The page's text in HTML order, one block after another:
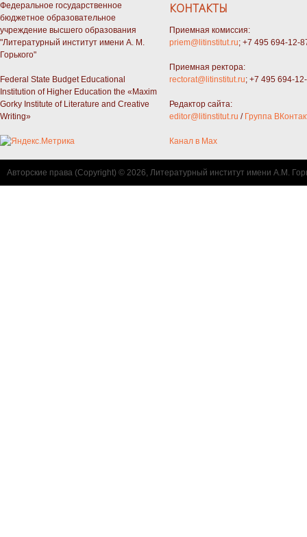
Федеральное государственное
бюджетное образовательное
учреждение высшего образования
"Литературный институт имени А. М.
Горького"
Federal State Budget Educational
Institution of Higher Education the «Maxim
Gorky Institute of Literature and Creative
Writing»
КОНТАКТЫ
Приемная комиссия:
priem@litinstitut.ru; +7 495 694-12-
Приемная ректора:
rectorat@litinstitut.ru; +7 495 694-
Редактор сайта:
editor@litinstitut.ru / Группа
Канал в Max
Авторские права (Copyright) © 2026, Литературный институт имени А.М.